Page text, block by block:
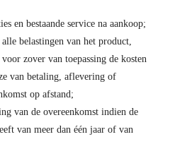
en bestaande service na aankoop;
belastingen van het product,
zover van toepassing de kosten
van betaling, aflevering of
op afstand;
van de overeenkomst indien de
van meer dan één jaar of van